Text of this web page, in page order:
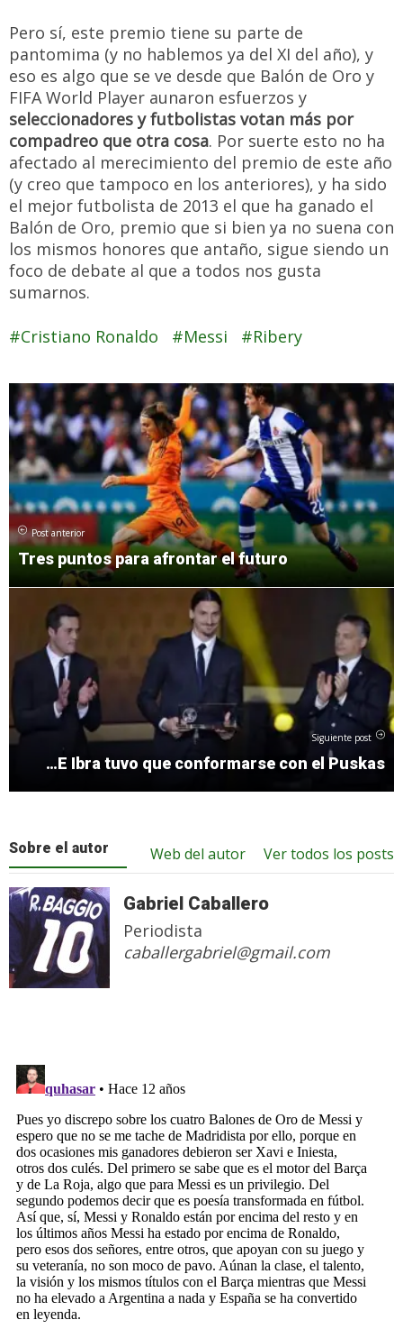
Pero sí, este premio tiene su parte de
pantomima (y no hablemos ya del XI del año), y
eso es algo que se ve desde que Balón de Oro y
FIFA World Player aunaron esfuerzos y
seleccionadores y futbolistas votan más por
compadreo que otra cosa. Por suerte esto no ha
afectado al merecimiento del premio de este año
(y creo que tampoco en los anteriores), y ha sido
el mejor futbolista de 2013 el que ha ganado el
Balón de Oro, premio que si bien ya no suena con
los mismos honores que antaño, sigue siendo un
foco de debate al que a todos nos gusta
sumarnos.
Cristiano Ronaldo Messi Ribery
Post anterior
Tres puntos para afrontar el futuro
Siguiente post
…E Ibra tuvo que conformarse con el Puskas
Sobre el autor Ver todos los posts
Web del autor
Gabriel Caballero
Periodista
caballergabriel@gmail.com